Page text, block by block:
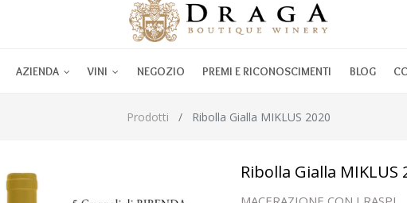
AZIENDA VINI NEGOZIO PREMI E RICONOSCIMENTI BLOG
Prodotti Ribolla Gialla MIKLUS 2020
Ribolla Gialla MIKLUS